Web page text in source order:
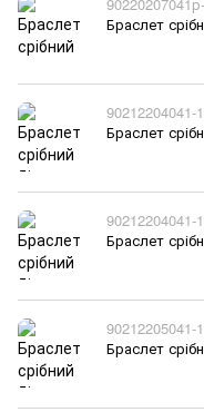
Браслет
90212204041-
Браслет
90212204041-
Браслет
90212205041-
Браслет